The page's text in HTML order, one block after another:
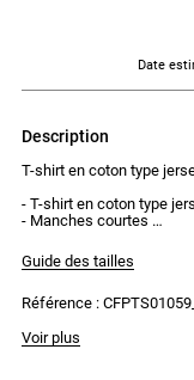
Date
description
T-shirt en coton type
- T-shirt en coton type
- Manches courtes
- Coupe droite et large
- Broderie contrastée
Guide des tailles
Référence :
Voir plus